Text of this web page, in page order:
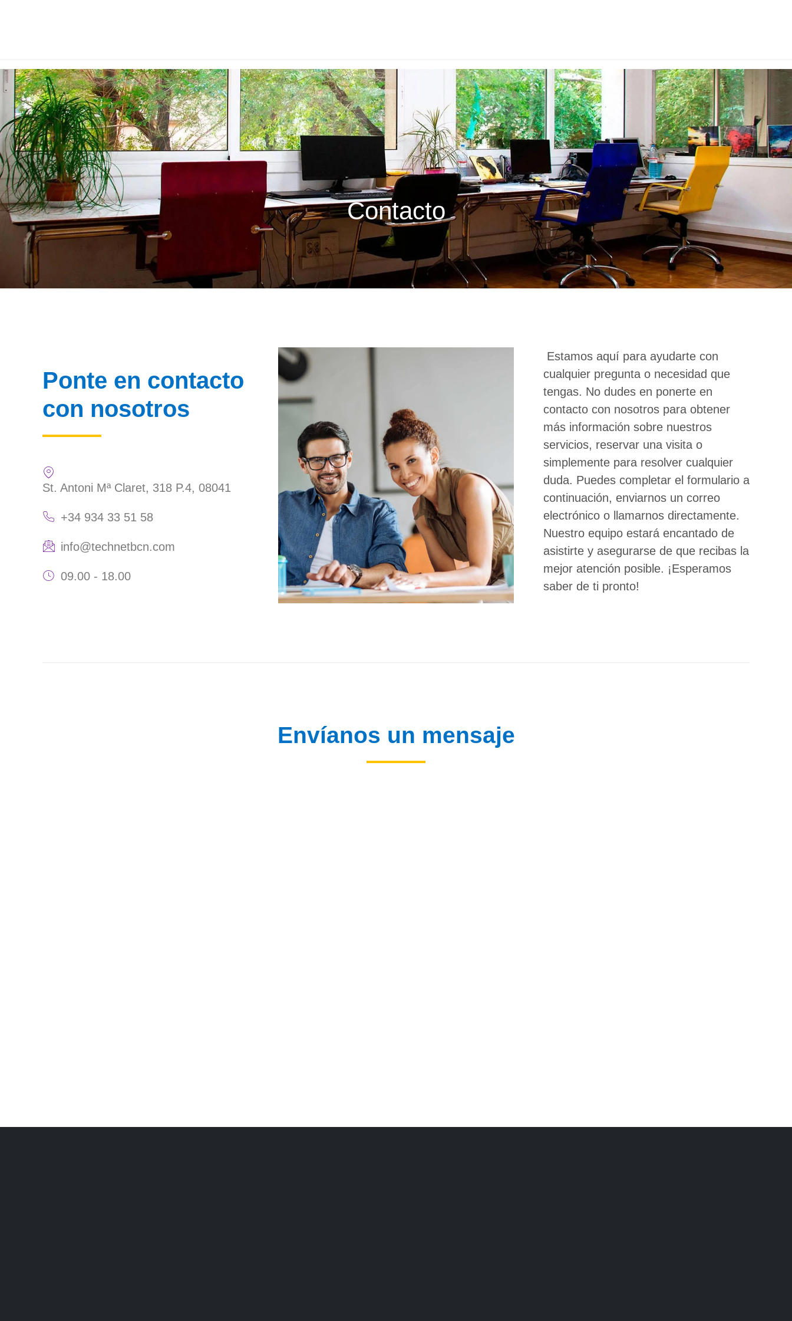
Contacto
Ponte en contacto
con nosotros
St. Antoni Mª Claret, 318 P.4, 08041
+34 934 33 51 58
info@technetbcn.com
09.00 - 18.00
Estamos aquí para ayudarte con
cualquier pregunta o necesidad que
tengas. No dudes en ponerte en
contacto con nosotros para obtener
más información sobre nuestros
servicios, reservar una visita o
simplemente para resolver cualquier
duda. Puedes completar el formulario a
continuación, enviarnos un correo
electrónico o llamarnos directamente.
Nuestro equipo estará encantado de
asistirte y asegurarse de que recibas la
mejor atención posible. ¡Esperamos
saber de ti pronto!
Envíanos un mensaje